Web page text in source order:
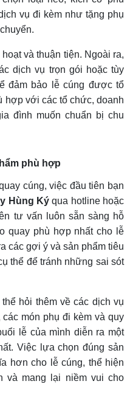
vụ đi kèm như tặng phụ
và thuận tiện. Ngoài ra,
dịch vụ trọn gói hoặc tùy
đảm bảo lễ cúng được tổ
hợp với các tổ chức, doanh
đình muốn chuẩn bị chu
phù hợp
cúng, việc đầu tiên bạn
Hùng Ký qua hotline hoặc
tư vấn luôn sẵn sàng hỗ
quay phù hợp nhất cho lễ
các gợi ý và sản phẩm tiêu
thể để tránh những sai sót
hỏi thêm về các dịch vụ
món phụ đi kèm và quy
lễ của mình diễn ra một
Việc lựa chọn đúng sản
hơn cho lễ cúng, thể hiện
và mang lại niềm vui cho